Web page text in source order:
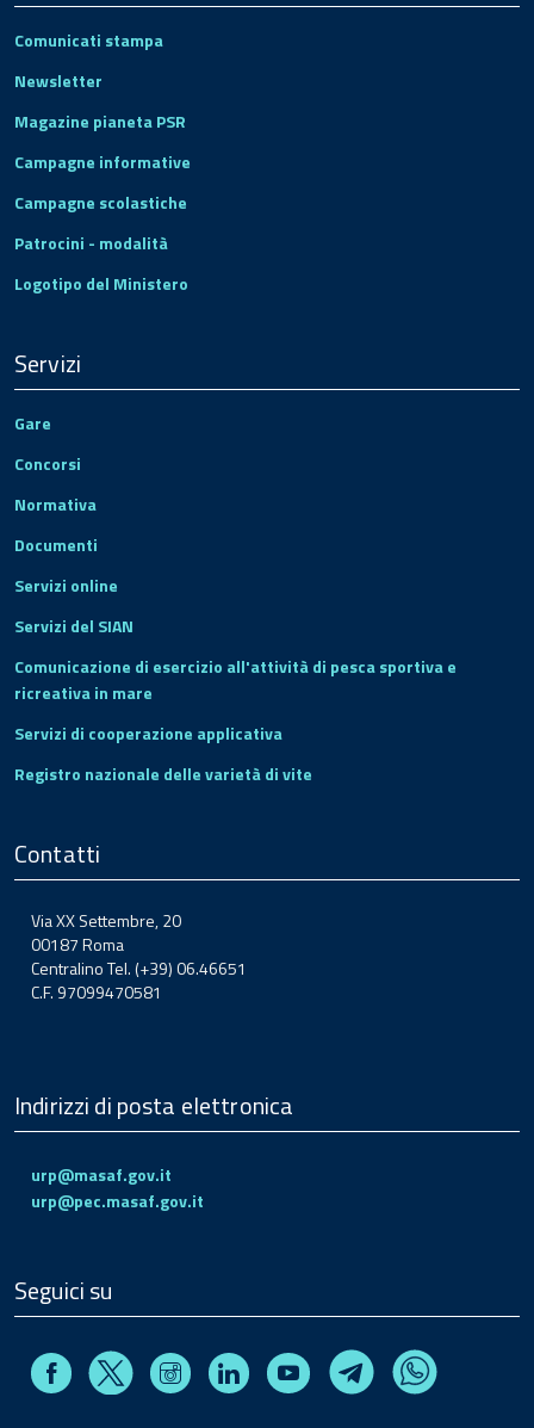
Comunicati stampa
Newsletter
Magazine pianeta PSR
Campagne informative
Campagne scolastiche
Patrocini - modalità
Logotipo del Ministero
Servizi
Gare
Concorsi
Normativa
Documenti
Servizi online
Servizi del SIAN
Comunicazione di esercizio all'attività di pesca sportiva e
ricreativa in mare
Servizi di cooperazione applicativa
Registro nazionale delle varietà di vite
Contatti
Via XX Settembre, 20
00187 Roma
Centralino Tel. (+39) 06.46651
C.F. 97099470581
Indirizzi di posta elettronica
urp@masaf.gov.it
urp@pec.masaf.gov.it
Seguici su
FacebookX InstagramLinkedin Youtube TelegramWhatsapp